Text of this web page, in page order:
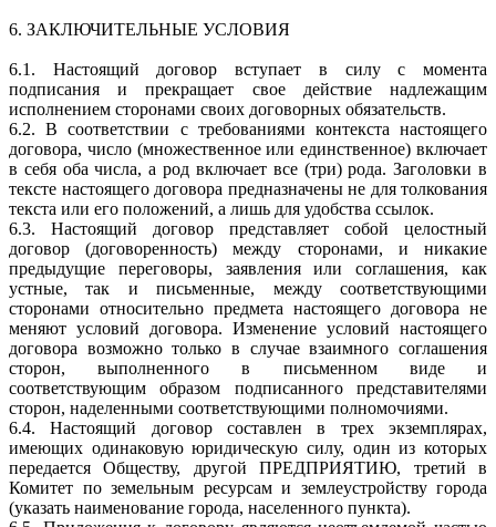
6. ЗАКЛЮЧИТЕЛЬНЫЕ УСЛОВИЯ
6.1. Настоящий договор вступает в силу с момента
подписания и прекращает свое действие надлежащим
исполнением сторонами своих договорных обязательств.
6.2. В соответствии с требованиями контекста настоящего
договора, число (множественное или единственное) включает
в себя оба числа, а род включает все (три) рода. Заголовки в
тексте настоящего договора предназначены не для толкования
текста или его положений, а лишь для удобства ссылок.
6.3. Настоящий договор представляет собой целостный
договор (договоренность) между сторонами, и никакие
предыдущие переговоры, заявления или соглашения, как
устные, так и письменные, между соответствующими
сторонами относительно предмета настоящего договора не
меняют условий договора. Изменение условий настоящего
договора возможно только в случае взаимного соглашения
сторон, выполненного в письменном виде и
соответствующим образом подписанного представителями
сторон, наделенными соответствующими полномочиями.
6.4. Настоящий договор составлен в трех экземплярах,
имеющих одинаковую юридическую силу, один из которых
передается Обществу, другой ПРЕДПРИЯТИЮ, третий в
Комитет по земельным ресурсам и землеустройству города
(указать наименование города, населенного пункта).